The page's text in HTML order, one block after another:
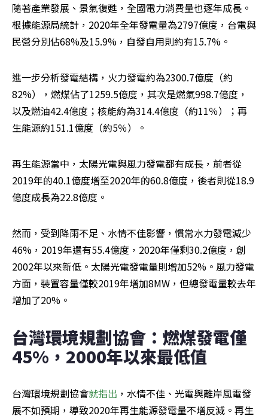
隨著產業發展、景氣復甦，全國電力消費量也逐年成長。
根據能源局統計，2020年全年發電量為2797億度，台電與
民營分別佔68%及15.9%，自發自用則約有15.7%。
進一步分析發電結構，火力發電約為2300.7億度（約
82%），燃煤佔了1259.5億度，其次是燃氣998.7億度，
以及燃油42.4億度；核能約為314.4億度（約11％）；再
生能源約151.1億度（約5％）。
再生能源當中，太陽光電與風力發電都有成長，前者從
2019年的40.1億度增至2020年的60.8億度，後者則從18.9
億度成長為22.8億度。
然而，受到降雨不足、水情不佳影響，慣常水力發電減少
46%，2019年還有55.4億度，2020年僅剩30.2億度，創
2002年以來新低。太陽光電發電量則增加52%。風力發電
方面，裝置容量僅較2019年增加8MW，但總發電量較去年
增加了20%。
台灣環境規劃協會：燃煤發電僅
45%，2000年以來最低值
台灣環境規劃協會就指出 ，水情不佳、光電與離岸風電發
展不如預期，導致2020年再生能源發電量不增反減。再生